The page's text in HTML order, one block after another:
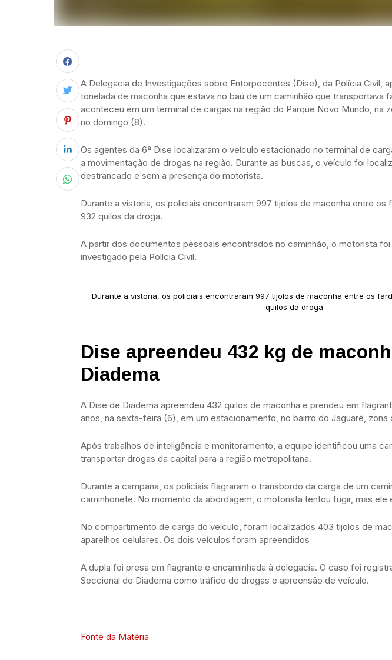
A Delegacia de Investigações sobre Entorpecentes (Dise), da Polícia Civil,
tonelada de maconha que estava no baú de um caminhão que transportava
aconteceu em um terminal de cargas na região do Parque Novo Mundo, na
no domingo (8).
Os agentes da 6ª Dise localizaram o veículo estacionado no terminal de
a movimentação de drogas na região. Durante as buscas, o veículo foi
destrancado e sem a presença do motorista.
Durante a vistoria, os policiais encontraram 997 tijolos de maconha entre os
932 quilos da droga.
A partir dos documentos pessoais encontrados no caminhão, o motorista
investigado pela Polícia Civil.
Durante a vistoria, os policiais encontraram 997 tijolos de maconha entre os
quilos da droga
Dise apreendeu 432 kg de
Diadema
A Dise de Diadema apreendeu 432 quilos de maconha e prendeu em
anos, na sexta-feira (6), em um estacionamento, no bairro do Jaguaré, zona
Após trabalhos de inteligência e monitoramento, a equipe identificou uma
transportar drogas da capital para a região metropolitana.
Durante a campana, os policiais flagraram o transbordo da carga de um
caminhonete. No momento da abordagem, o motorista tentou fugir, mas
No compartimento de carga do veículo, foram localizados 403 tijolos de
aparelhos celulares. Os dois veículos foram apreendidos
A dupla foi presa em flagrante e encaminhada à delegacia. O caso foi
Seccional de Diadema como tráfico de drogas e apreensão de veículo.
Fonte da Matéria